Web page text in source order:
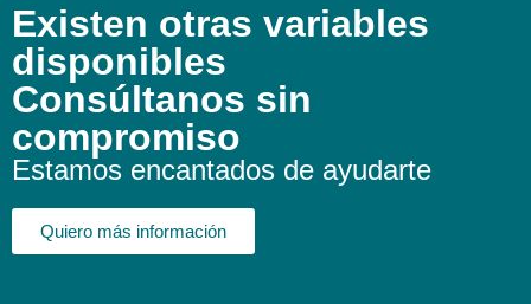
Existen otras variables
disponibles
Consúltanos sin
compromiso
Estamos encantados de ayudarte
Quiero más información